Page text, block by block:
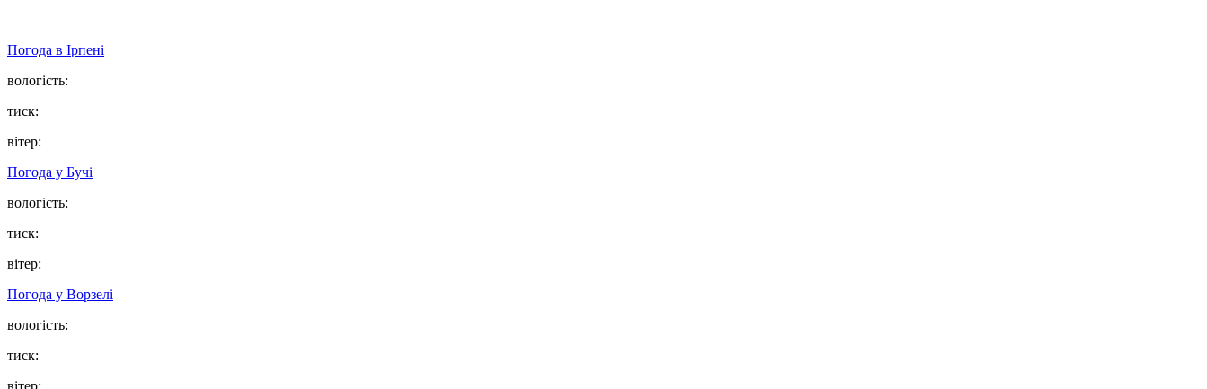
Погода в Ірпені
вологість:
тиск:
вітер:
Погода у Бучі
вологість:
тиск:
вітер:
Погода у Ворзелі
вологість:
тиск:
вітер: